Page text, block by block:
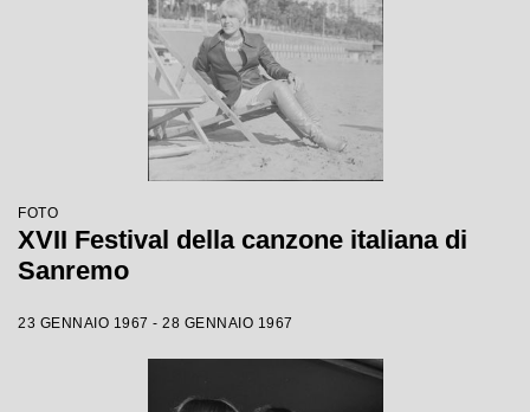
FOTO
XVII Festival della canzone italiana di
Sanremo
23 GENNAIO 1967 - 28 GENNAIO 1967